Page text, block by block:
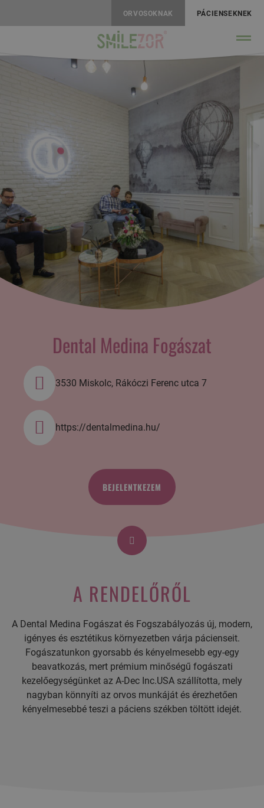
ORVOSOKNAK PÁCIENSEKNEK
Dental Medina Fogászat
3530 Miskolc, Rákóczi Ferenc utca 7
https://dentalmedina.hu/
BEJELENTKEZEM
A RENDELŐRŐL
A Dental Medina Fogászat és Fogszabályozás új, modern,
igényes és esztétikus környezetben várja pácienseit.
Fogászatunkon gyorsabb és kényelmesebb egy-egy
beavatkozás, mert prémium minőségű fogászati
kezelőegységünket az A-Dec Inc.USA szállította, mely
nagyban könnyíti az orvos munkáját és érezhetően
kényelmesebbé teszi a páciens székben töltött idejét.